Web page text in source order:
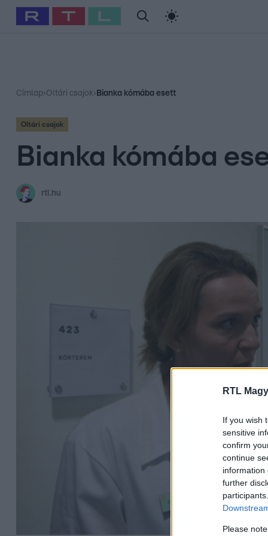
RTL
If you wish
sensitive
confirm
continue
information
further
Please
Babits Marcella Szellő István Most Wanted
Címlap›Oltári csajok› Bianka kómába esett
Oltári csajok
Bianka kómába
rtl.hu